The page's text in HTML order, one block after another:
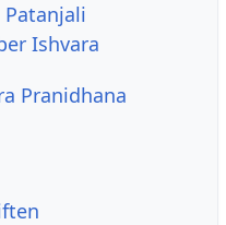
Patanjali
Ishvara
Pranidhana